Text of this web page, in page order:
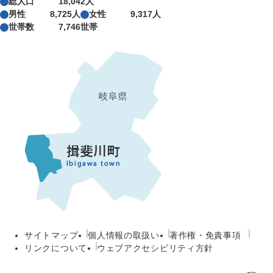
男性
8,725人 女性
9,317人
世帯数
7,746世帯
サイトマップ 個人情報の取扱い
著作権・免責事項
リンクについて
ウェブアクセシビリティ方針